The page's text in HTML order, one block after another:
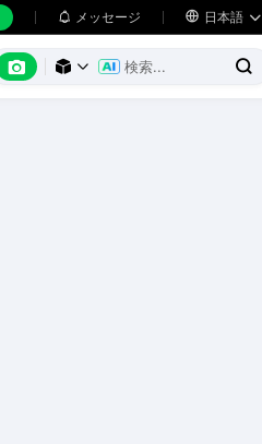
 メッセージ  日本語 
   